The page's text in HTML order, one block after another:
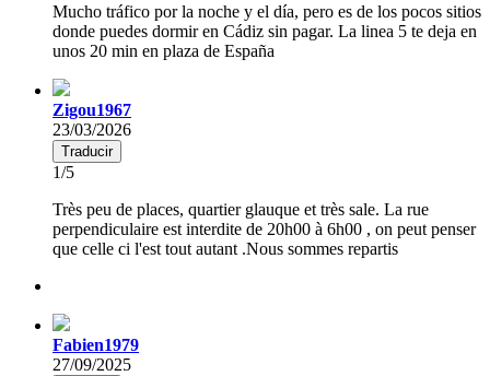
Mucho tráfico por la noche y el día, pero es de los pocos sitios
donde puedes dormir en Cádiz sin pagar. La linea 5 te deja en
unos 20 min en plaza de España
Zigou1967
23/03/2026
Traducir
1/5
Très peu de places, quartier glauque et très sale. La rue
perpendiculaire est interdite de 20h00 à 6h00 , on peut penser
que celle ci l'est tout autant .Nous sommes repartis
Fabien1979
27/09/2025